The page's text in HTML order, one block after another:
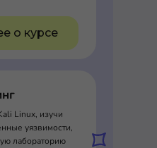
о курсе
Linux, изучи
уязвимости,
лабораторию